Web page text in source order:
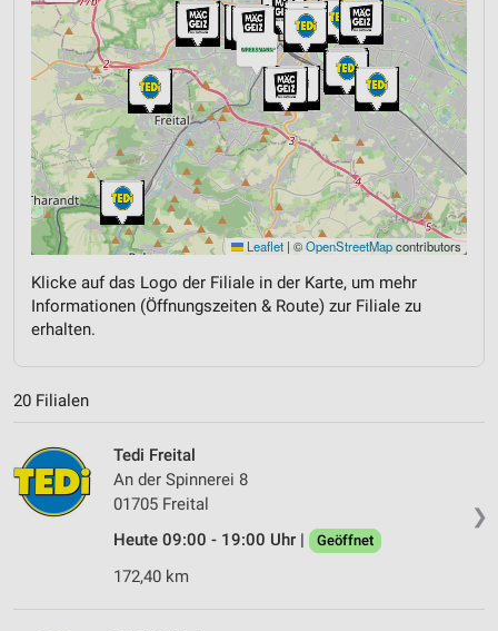
Leaflet | ©OpenStreetMapcontributors
Klicke auf das Logo der Filiale in der Karte, um mehr
Informationen (Öffnungszeiten & Route) zur Filiale zu
erhalten.
20 Filialen
❯
Tedi Freital
An der Spinnerei 8
01705 Freital
Heute 09:00 - 19:00 Uhr |
Geöffnet
172,40 km